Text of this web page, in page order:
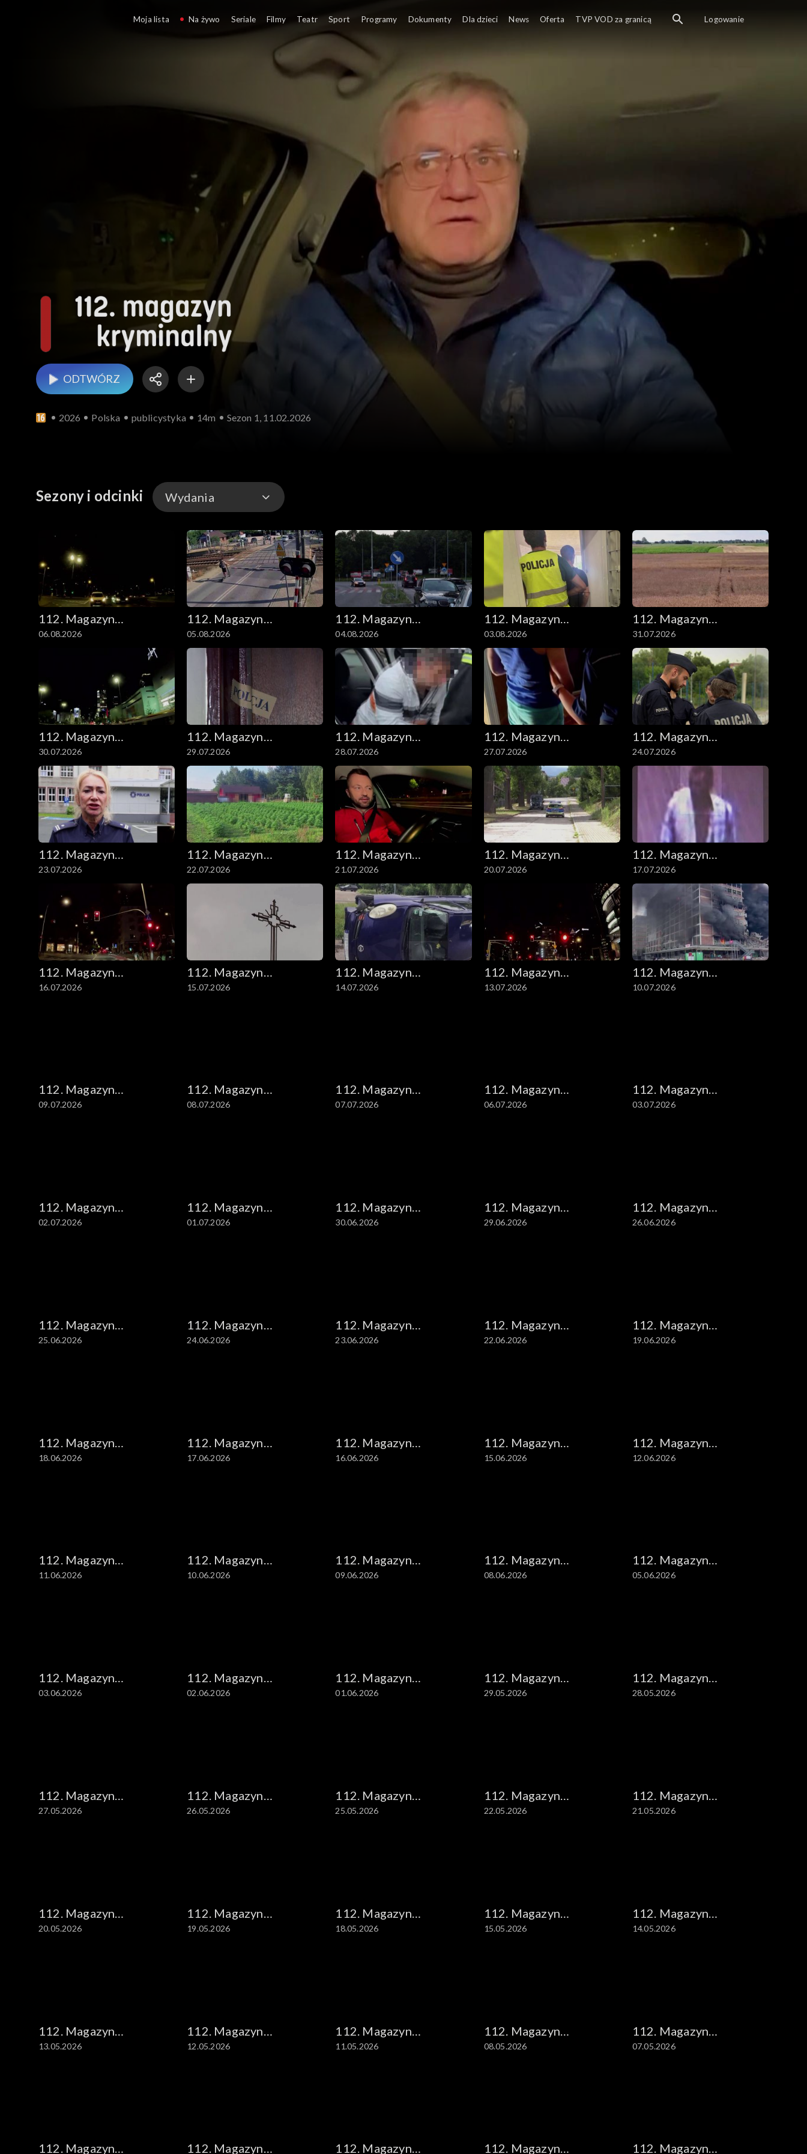
ODTWÓRZ
2026 Polska publicystyka 14m Sezon 1, 11.02.2026
Sezony i odcinki Wydania
Wydania
112. Magazyn
kryminalny
06.08.2026
112. Magazyn
kryminalny
05.08.2026
112. Magazyn
kryminalny
04.08.2026
112. Magazyn
kryminalny
03.08.2026
112. Magazyn
kryminalny
31.07.2026
112. Magazyn
kryminalny
30.07.2026
112. Magazyn
kryminalny
29.07.2026
112. Magazyn
kryminalny
28.07.2026
112. Magazyn
kryminalny
27.07.2026
112. Magazyn
kryminalny
24.07.2026
112. Magazyn
kryminalny
23.07.2026
112. Magazyn
kryminalny
22.07.2026
112. Magazyn
kryminalny
21.07.2026
112. Magazyn
kryminalny
20.07.2026
112. Magazyn
kryminalny
17.07.2026
112. Magazyn
kryminalny
16.07.2026
112. Magazyn
kryminalny
15.07.2026
112. Magazyn
kryminalny
14.07.2026
112. Magazyn
kryminalny
13.07.2026
112. Magazyn
kryminalny
10.07.2026
112. Magazyn
kryminalny
09.07.2026
112. Magazyn
kryminalny
08.07.2026
112. Magazyn
kryminalny
07.07.2026
112. Magazyn
kryminalny
06.07.2026
112. Magazyn
kryminalny
03.07.2026
112. Magazyn
kryminalny
02.07.2026
112. Magazyn
kryminalny
01.07.2026
112. Magazyn
kryminalny
30.06.2026
112. Magazyn
kryminalny
29.06.2026
112. Magazyn
kryminalny
26.06.2026
112. Magazyn
kryminalny
25.06.2026
112. Magazyn
kryminalny
24.06.2026
112. Magazyn
kryminalny
23.06.2026
112. Magazyn
kryminalny
22.06.2026
112. Magazyn
kryminalny
19.06.2026
112. Magazyn
kryminalny
18.06.2026
112. Magazyn
kryminalny
17.06.2026
112. Magazyn
kryminalny
16.06.2026
112. Magazyn
kryminalny
15.06.2026
112. Magazyn
kryminalny
12.06.2026
112. Magazyn
kryminalny
11.06.2026
112. Magazyn
kryminalny
10.06.2026
112. Magazyn
kryminalny
09.06.2026
112. Magazyn
kryminalny
08.06.2026
112. Magazyn
kryminalny
05.06.2026
112. Magazyn
kryminalny
03.06.2026
112. Magazyn
kryminalny
02.06.2026
112. Magazyn
kryminalny
01.06.2026
112. Magazyn
kryminalny
29.05.2026
112. Magazyn
kryminalny
28.05.2026
112. Magazyn
kryminalny
27.05.2026
112. Magazyn
kryminalny
26.05.2026
112. Magazyn
kryminalny
25.05.2026
112. Magazyn
kryminalny
22.05.2026
112. Magazyn
kryminalny
21.05.2026
112. Magazyn
kryminalny
20.05.2026
112. Magazyn
kryminalny
19.05.2026
112. Magazyn
kryminalny
18.05.2026
112. Magazyn
kryminalny
15.05.2026
112. Magazyn
kryminalny
14.05.2026
112. Magazyn
kryminalny
13.05.2026
112. Magazyn
kryminalny
12.05.2026
112. Magazyn
kryminalny
11.05.2026
112. Magazyn
kryminalny
08.05.2026
112. Magazyn
kryminalny
07.05.2026
112. Magazyn 112. Magazyn 112. Magazyn 112. Magazyn 112. Magazyn
Moja lista Na żywo Seriale Filmy Teatr Sport Programy Dokumenty Dla dzieci News Oferta TVP VOD za granicą Logowanie